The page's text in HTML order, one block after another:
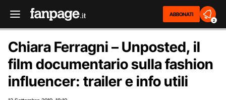
ABBONATI
2
Chiara Ferragni – Unposted, il
film documentario sulla fashion
influencer: trailer e info utili